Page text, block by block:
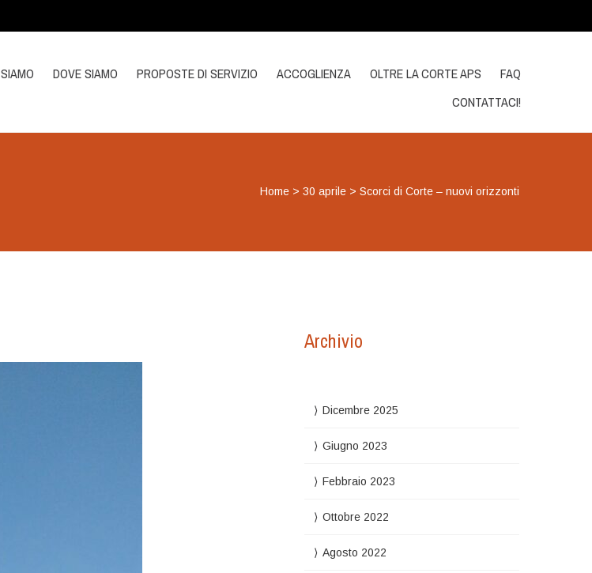
DOVE SIAMO PROPOSTE DI SERVIZIO ACCOGLIENZA OLTRE LA CORTE APS
FAQ
CONTATTACI!
Home >30 aprile >Scorci di Corte – nuovi orizzonti
Archivio
Dicembre 2025
Giugno 2023
Febbraio 2023
Ottobre 2022
Agosto 2022